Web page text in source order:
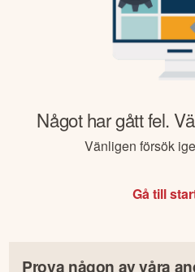
Något har gått fel.
Vänligen försök
Gå till
Prova någon av våra